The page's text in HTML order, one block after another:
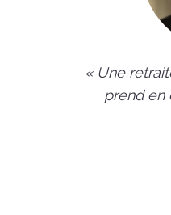
« Une
prend en